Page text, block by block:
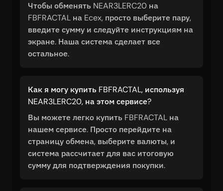
Чтобы обменять NEAR3LERC20 на
FBFRACTAL на Ecex, просто выберите пару,
введите сумму и следуйте инструкциям на
экране. Наша система сделает все
остальное.
Как я могу купить FBFRACTAL, используя
NEAR3LERC20, на этом сервисе?
Вы можете легко купить FBFRACTAL на
нашем сервисе. Просто перейдите на
страницу обмена, выберите валюты, и
система рассчитает для вас итоговую
сумму для подтверждения покупки.